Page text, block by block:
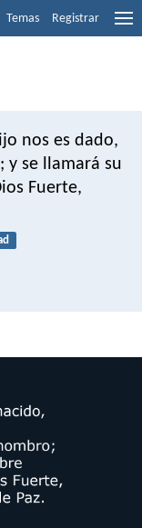
Temas Registrar
nos es dado,
y se llamará su
Fuerte,